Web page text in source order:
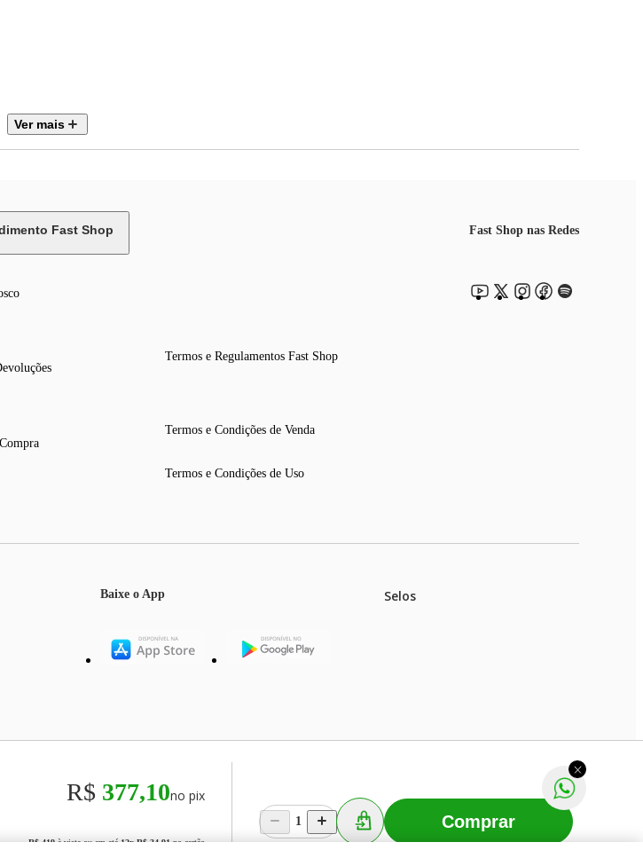
R$ 377,10no pix
R$ 419 à vista ou em até 12x R$ 34,91no cartão
1 Comprar
Ver mais
Fast Shop
Termos e Regulamentos Fast Shop
Termos e Condições de Venda
Termos e Condições de Uso
Fast Shop nas Redes
Baixe o App Selos
compras efetuadas no site, podendo diferir na rede de lojas físicas.
comerciais estão sujeitos a alteração sem aviso prévio. Fast Shop S. A. CNPJ: 43.708.379/0001-
Selecionar os Cookies